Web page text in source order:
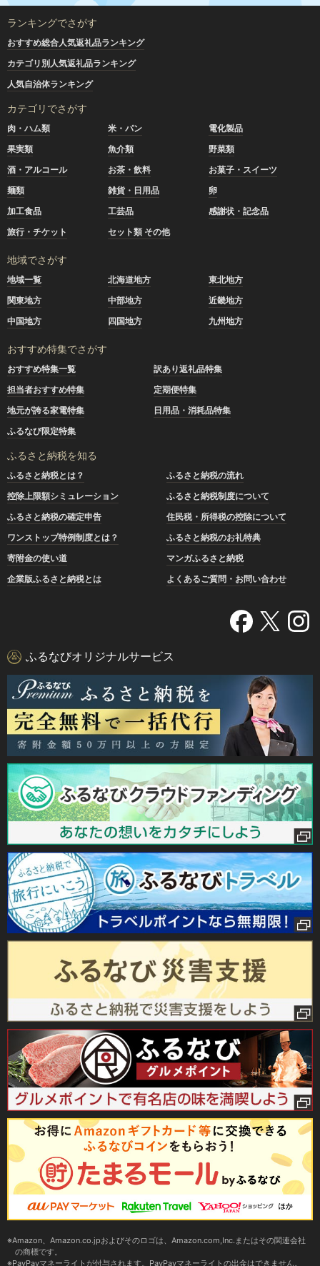
ランキングでさがす
おすすめ総合人気返礼品ランキング
カテゴリ別人気返礼品ランキング
人気自治体ランキング
カテゴリでさがす
肉・ハム類 米・パン
電化製品
果実類
魚介類
野菜類
酒・アルコール
お茶・飲料
お菓子・スイーツ
麺類
雑貨・日用品
卵
加工食品
工芸品
感謝状・記念品
旅行・チケット
セット類 その他
地域でさがす
地域一覧 北海道地方
東北地方
関東地方
中部地方
近畿地方
中国地方
四国地方 九州地方
おすすめ特集でさがす
おすすめ特集一覧
訳あり返礼品特集
担当者おすすめ特集
定期便特集
地元が誇る家電特集
日用品・消耗品特集
ふるなび限定特集
ふるさと納税を知る
ふるさと納税とは？
ふるさと納税の流れ
控除上限額シミュレーション
ふるさと納税制度について
ふるさと納税の確定申告
住民税・所得税の控除について
ワンストップ特例制度とは？
ふるさと納税のお礼特典
寄附金の使い道
マンガふるさと納税
企業版ふるさと納税とは
よくあるご質問・お問い合わせ
ふるなびオリジナルサービス
Amazon、Amazon.co.jpおよびそのロゴは、Amazon.com,Inc.またはその関連会社
の商標です。
PayPayマネーライトが付与されます。PayPayマネーライトの出金はできません。